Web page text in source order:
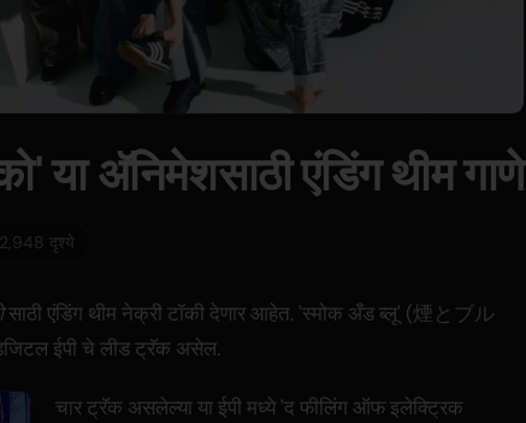
या अ‍ॅनिमेशसाठी एंडिंग थीम गाणे
2,948 दृश्ये
साठी एंडिंग थीम नेक्री टॉकी देणार आहेत. 'स्मोक अँड ब्लू' (煙とブル
ईपी चे लीड ट्रॅक असेल.
चार ट्रॅक असलेल्या या ईपी मध्ये 'द फीलिंग ऑफ इलेक्ट्रिक